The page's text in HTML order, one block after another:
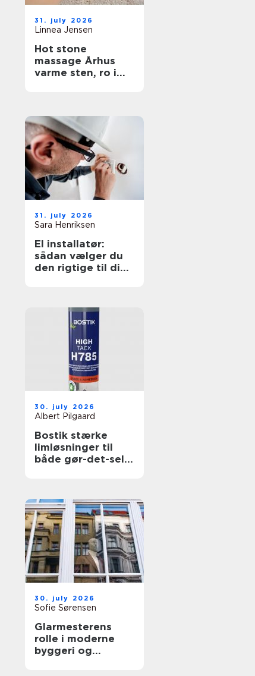
31. july 2026
Linnea Jensen
Hot stone
massage Århus
varme sten, ro i
31. july 2026
Sara Henriksen
El installatør:
sådan vælger du
den rigtige til dine
30. july 2026
Albert Pilgaard
Bostik stærke
limløsninger til
både gør-det-selv
30. july 2026
Sofie Sørensen
Glarmesterens
rolle i moderne
byggeri og